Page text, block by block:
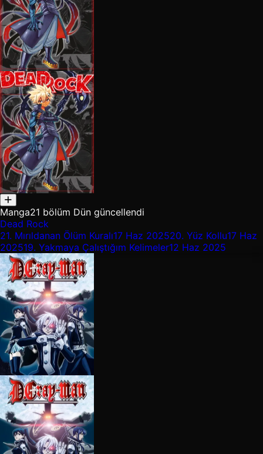
Manga21 bölüm Dün güncellendi
Dead Rock
21. Mırıldanan Ölüm Kuralı17 Haz 202520. Yüz Kollu17 Haz
202519. Yakmaya Çalıştığım Kelimeler12 Haz 2025